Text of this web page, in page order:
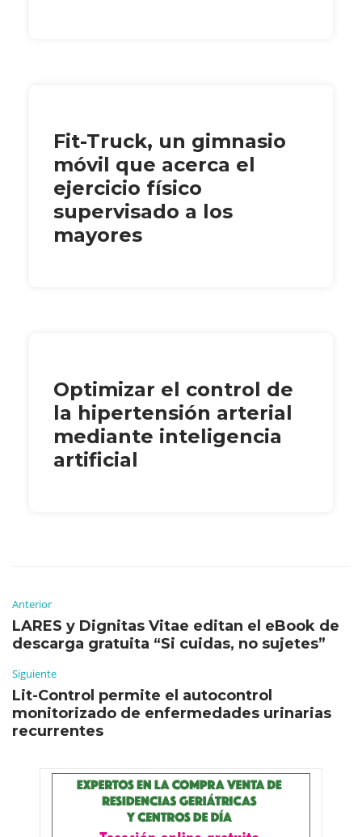
Fit-Truck, un gimnasio
móvil que acerca el
ejercicio físico
supervisado a los
mayores
Optimizar el control de
la hipertensión arterial
mediante inteligencia
artificial
Anterior
LARES y Dignitas Vitae editan el eBook de
descarga gratuita “Si cuidas, no sujetes”
Siguiente
Lit-Control permite el autocontrol
monitorizado de enfermedades urinarias
recurrentes